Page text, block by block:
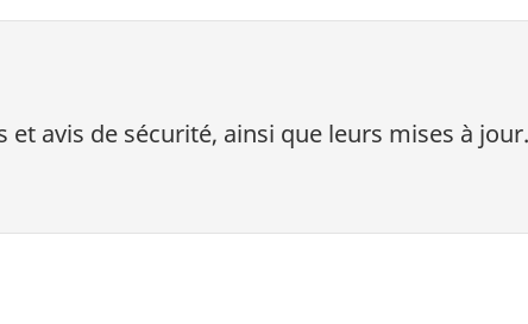
avis de sécurité, ainsi que leurs mises à jour.